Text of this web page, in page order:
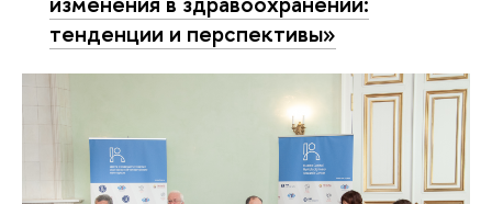
тенденции и перспективы»